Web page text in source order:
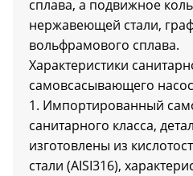
сплава, а подвижное
нержавеющей стали,
вольфрамового сплава.
Характеристики
самовсасывающего
1. Импортированный
санитарного класса,
изготовлены из
стали (AISI316),